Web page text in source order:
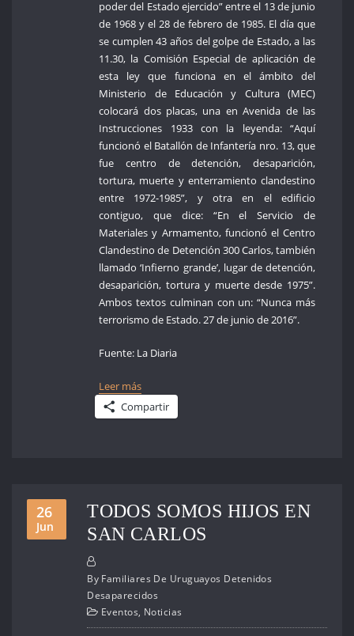
poder del Estado ejercido” entre el 13 de junio
de 1968 y el 28 de febrero de 1985. El día que
se cumplen 43 años del golpe de Estado, a las
11.30, la Comisión Especial de aplicación de
esta ley que funciona en el ámbito del
Ministerio de Educación y Cultura (MEC)
colocará dos placas, una en Avenida de las
Instrucciones 1933 con la leyenda: “Aquí
funcionó el Batallón de Infantería nro. 13, que
fue centro de detención, desaparición,
tortura, muerte y enterramiento clandestino
entre 1972-1985”, y otra en el edificio
contiguo, que dice: “En el Servicio de
Materiales y Armamento, funcionó el Centro
Clandestino de Detención 300 Carlos, también
llamado ‘Infierno grande’, lugar de detención,
desaparición, tortura y muerte desde 1975”.
Ambos textos culminan con un: “Nunca más
terrorismo de Estado. 27 de junio de 2016”.
Fuente: La Diaria
Leer más
Compartir
26
Jun
TODOS SOMOS HIJOS EN
SAN CARLOS
By Familiares De Uruguayos Detenidos
Desaparecidos
Eventos, Noticias